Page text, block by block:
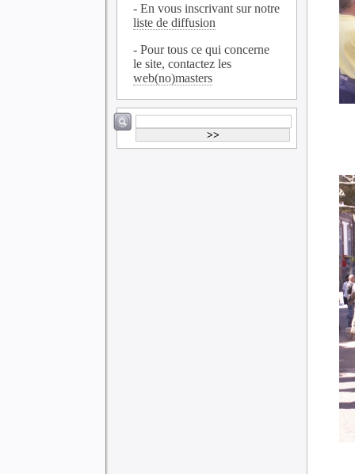
- En vous inscrivant sur notre
liste de diffusion
- Pour tous ce qui concerne
le site, contactez les
web(no)masters